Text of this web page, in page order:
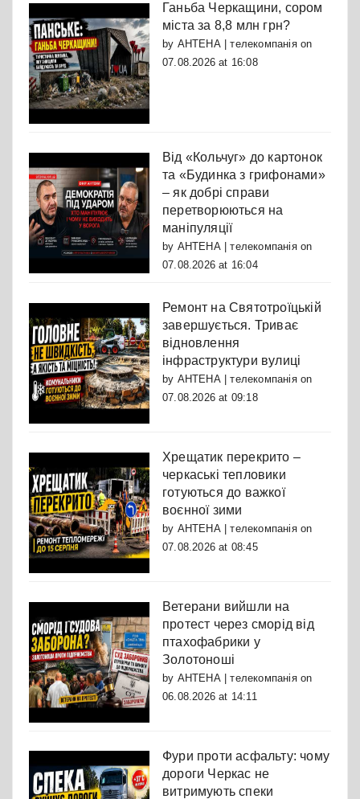
Ганьба Черкащини, сором
міста за 8,8 млн грн?
by АНТЕНА | телекомпаніяon
07.08.2026 at 16:08
Від «Кольчуг» до картонок
та «Будинка з грифонами»
– як добрі справи
перетворюються на
маніпуляції
by АНТЕНА | телекомпаніяon
07.08.2026 at 16:04
Ремонт на Святотроїцькій
завершується. Триває
відновлення
інфраструктури вулиці
by АНТЕНА | телекомпаніяon
07.08.2026 at 09:18
Хрещатик перекрито –
черкаські тепловики
готуються до важкої
воєнної зими
by АНТЕНА | телекомпаніяon
07.08.2026 at 08:45
Ветерани вийшли на
протест через сморід від
птахофабрики у
Золотоноші
by АНТЕНА | телекомпаніяon
06.08.2026 at 14:11
Фури проти асфальту: чому
дороги Черкас не
витримують спеки